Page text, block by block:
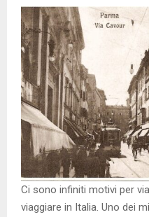
Ci sono infiniti motivi per
viaggiare in Italia. Uno dei